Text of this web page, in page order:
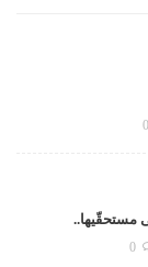
مستحقّيها..